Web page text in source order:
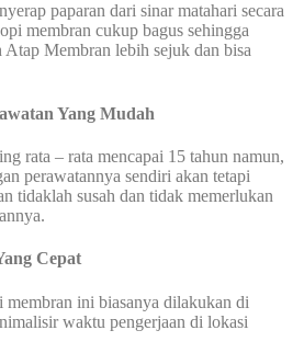
paparan dari sinar matahari secara
membran cukup bagus sehingga
Atap Membran lebih sejuk dan bisa
Yang Mudah
rata – rata mencapai 15 tahun namun,
perawatannya sendiri akan tetapi
tidaklah susah dan tidak memerlukan
Cepat
membran ini biasanya dilakukan di
waktu pengerjaan di lokasi